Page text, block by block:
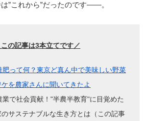
”これから”だったのです——。
この記事は3本立てです／
肥って何？東京ど真ん中で美味しい野菜
を農家さんに聞いてきたよ
業で社会貢献！"半農半教育"に目覚めた
サステナブルな生き方とは（この記事